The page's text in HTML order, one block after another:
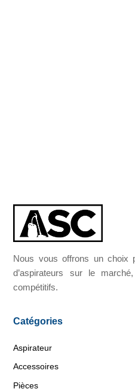
Nous vous offrons un choix
d’aspirateurs sur le
compétitifs.
Catégories
Aspirateur
Accessoires
Pièces